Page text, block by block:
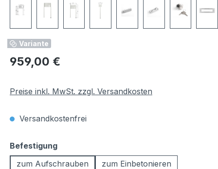
Variante
Regulärer Preis:
959,00 €
Preise inkl. MwSt. zzgl. Versandkosten
Versandkostenfrei
Befestigungauswählen
zum Aufschrauben
zum Einbetonieren